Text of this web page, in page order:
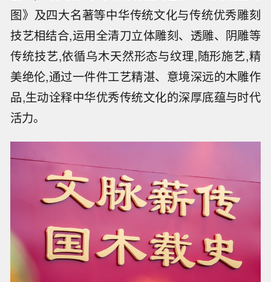
图》及四大名著等中华传统文化与传统优秀雕刻
技艺相结合,运用全清刀立体雕刻、透雕、阴雕等
传统技艺,依循乌木天然形态与纹理,随形施艺,精
美绝伦,通过一件件工艺精湛、意境深远的木雕作
品,生动诠释中华优秀传统文化的深厚底蕴与时代
活力。